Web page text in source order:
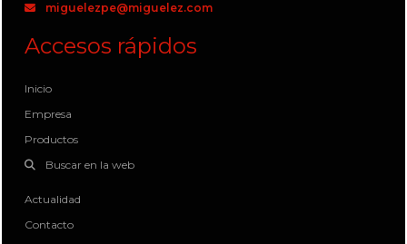
miguelezpe@miguelez.com
Accesos rápidos
Inicio
Empresa
Productos
Buscar en la web
Actualidad
Contacto